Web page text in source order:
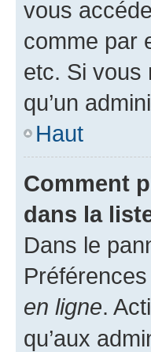
vous
comme par
etc. Si vous
qu’un
Haut
Comment
dans la
Dans le
en ligne.
qu’aux